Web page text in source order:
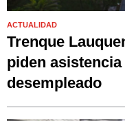
ACTUALIDAD
Trenque
piden
desempleado